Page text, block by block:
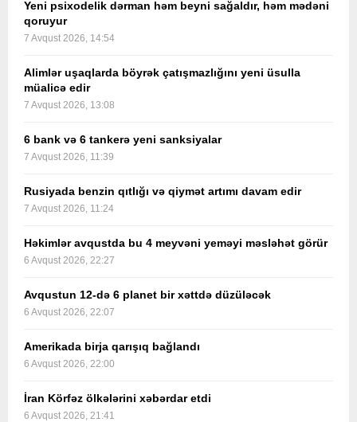
Yeni psixodelik dərman həm beyni sağaldır, həm mədəni
qoruyur
7 Avqust 2026, 14:54
Alimlər uşaqlarda böyrək çatışmazlığını yeni üsulla
müalicə edir
7 Avqust 2026, 13:08
6 bank və 6 tankerə yeni sanksiyalar
7 Avqust 2026, 11:39
Rusiyada benzin qıtlığı və qiymət artımı davam edir
7 Avqust 2026, 11:24
Həkimlər avqustda bu 4 meyvəni yeməyi məsləhət görür
6 Avqust 2026, 22:27
Avqustun 12-də 6 planet bir xəttdə düzüləcək
6 Avqust 2026, 22:07
Amerikada birja qarışıq bağlandı
6 Avqust 2026, 22:00
İran Körfəz ölkələrini xəbərdar etdi
6 Avqust 2026, 21:41